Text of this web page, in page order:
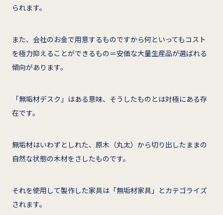
られます。
また、会社のお金で用意するものですから何といってもコスト
を極力抑えることができるもの＝安価な大量生産品が選ばれる
傾向があります。
「無垢材デスク」はある意味、そうしたものとは対極にある存
在です。
無垢材はいわずとしれた、原木（丸太）から切り出したままの
自然な状態の木材をさしたものです。
それを使用して製作した家具は「無垢材家具」とカテゴライズ
されます。